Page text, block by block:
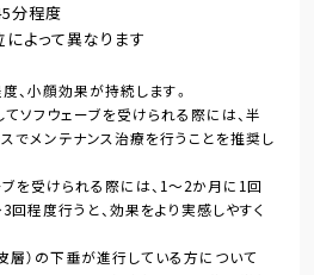
分程度
よって異なります
、小顔効果が持続します。
ソフウェーブを受けられる際には、半
でメンテナンス治療を行うことを推奨し
を受けられる際には、1～2か月に1回
程度行うと、効果をより実感しやすく
層）の下垂が進行している方について